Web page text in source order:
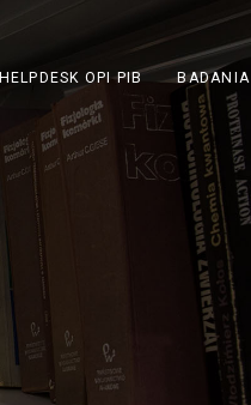
HELPDESK OPI PIBODNOŚNIK
OTWIERA
SIĘ
W
NOWEJ
KARCIE
BADANIA